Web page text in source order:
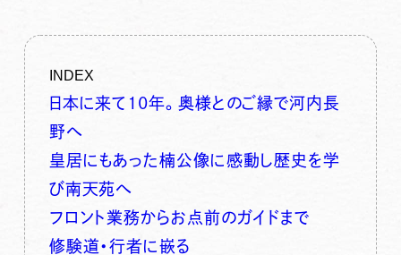
INDEX
日本に来て10年。奥様とのご縁で河内長
野へ
皇居にもあった楠公像に感動し歴史を学
び南天苑へ
フロント業務からお点前のガイドまで
修験道・行者に嵌る